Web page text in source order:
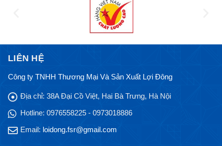
LIÊN HỆ
Công ty TNHH Thương Mại Và Sản Xuất Lợi Đông
Địa chỉ: 38A Đại Cồ Việt, Hai Bà Trưng, Hà Nội
Hotline: 0976558225 - 0973018886
Email: loidong.fsr@gmail.com